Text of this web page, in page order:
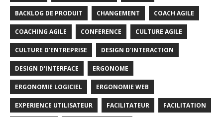
BACKLOG DE PRODUIT CHANGEMENT COACH AGILE
COACHING AGILE CONFERENCE CULTURE AGILE
CULTURE D'ENTREPRISE DESIGN D'INTERACTION
DESIGN D'INTERFACE ERGONOME
ERGONOMIE LOGICIEL ERGONOMIE WEB
EXPERIENCE UTILISATEUR FACILITATEUR FACILITATION